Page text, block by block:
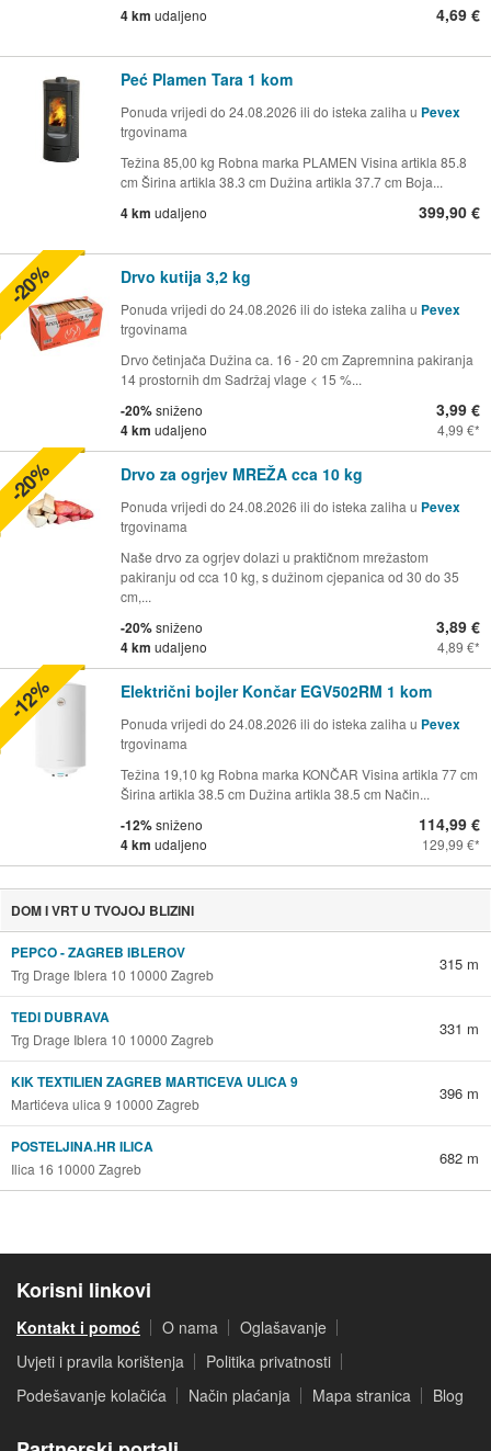
4 km udaljeno 4,69 €
Peć Plamen Tara 1 kom
Ponuda vrijedi do 24.08.2026 ili do isteka zaliha u Pevex
trgovinama
Težina 85,00 kg Robna marka PLAMEN Visina artikla 85.8
cm Širina artikla 38.3 cm Dužina artikla 37.7 cm Boja...
4 km udaljeno 399,90 €
Drvo kutija 3,2 kg
Ponuda vrijedi do 24.08.2026 ili do isteka zaliha u Pevex
trgovinama
Drvo četinjača Dužina ca. 16 - 20 cm Zapremnina pakiranja
14 prostornih dm Sadržaj vlage < 15 %...
-20%sniženo
4 km udaljeno
3,99 €
4,99 €
-20%
Drvo za ogrjev MREŽA cca 10 kg
Ponuda vrijedi do 24.08.2026 ili do isteka zaliha u Pevex
trgovinama
Naše drvo za ogrjev dolazi u praktičnom mrežastom
pakiranju od cca 10 kg, s dužinom cjepanica od 30 do 35
cm,...
-20%sniženo
4 km udaljeno
3,89 €
4,89 €
-20%
Električni bojler Končar EGV502RM 1 kom
Ponuda vrijedi do 24.08.2026 ili do isteka zaliha u Pevex
trgovinama
Težina 19,10 kg Robna marka KONČAR Visina artikla 77 cm
Širina artikla 38.5 cm Dužina artikla 38.5 cm Način...
-12%sniženo
4 km udaljeno
114,99 €
129,99 €
-12%
DOM I VRT U TVOJOJ BLIZINI
PEPCO - ZAGREB IBLEROV
Trg Drage Iblera 10 10000 Zagreb
315 m
TEDI DUBRAVA
Trg Drage Iblera 10 10000 Zagreb
331 m
KIK TEXTILIEN ZAGREB MARTICEVA ULICA 9
Martićeva ulica 9 10000 Zagreb
396 m
POSTELJINA.HR ILICA
Ilica 16 10000 Zagreb
682 m
Korisni linkovi
Kontakt i pomoć O nama
Oglašavanje
Uvjeti i pravila korištenja
Politika privatnosti
Podešavanje kolačića
Način plaćanja Mapa stranica Blog